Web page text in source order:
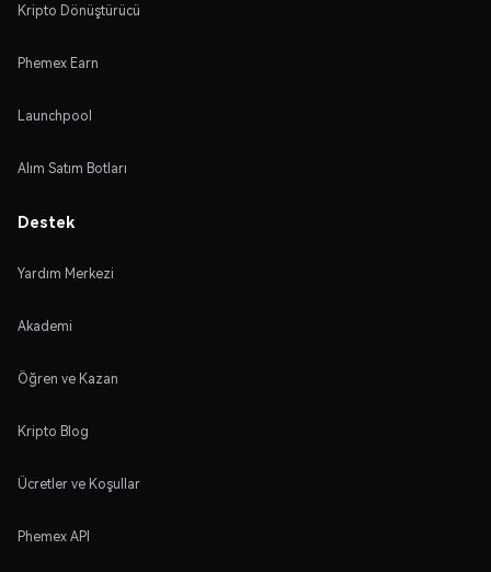
Kripto Dönüştürücü
Phemex Earn
Launchpool
Alım Satım Botları
Destek
Yardım Merkezi
Akademi
Öğren ve Kazan
Kripto Blog
Ücretler ve Koşullar
Phemex API